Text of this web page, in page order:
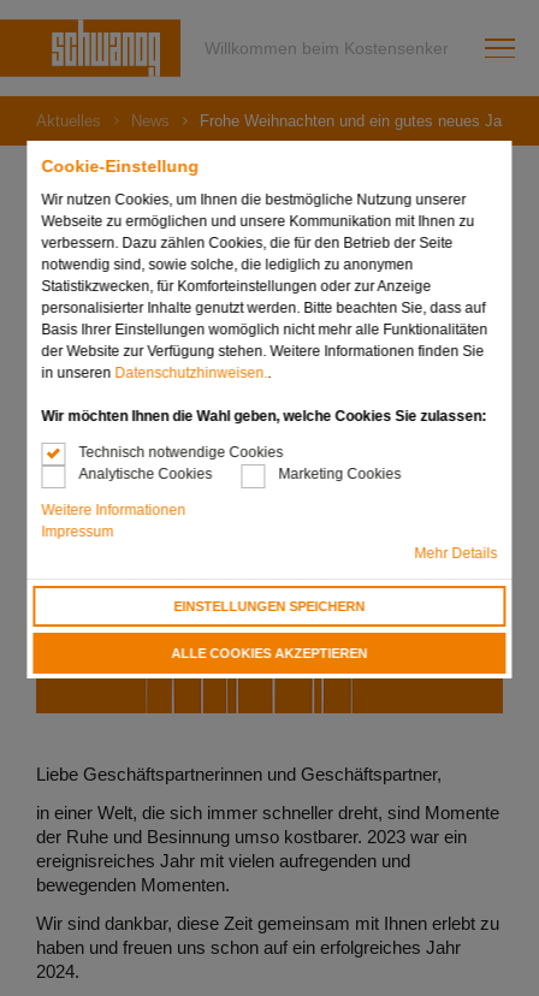
Cookie-Einstellung
Wir nutzen Cookies, um Ihnen die bestmögliche Nutzung unserer
Webseite zu ermöglichen und unsere Kommunikation mit Ihnen zu
verbessern. Dazu zählen Cookies, die für den Betrieb der Seite
notwendig sind, sowie solche, die lediglich zu anonymen
Statistikzwecken, für Komforteinstellungen oder zur Anzeige
personalisierter Inhalte genutzt werden. Bitte beachten Sie, dass auf
Basis Ihrer Einstellungen womöglich nicht mehr alle Funktionalitäten
der Website zur Verfügung stehen. Weitere Informationen finden Sie
in unseren Datenschutzhinweisen..
Wir möchten Ihnen die Wahl geben, welche Cookies Sie zulassen:
Technisch notwendige Cookies
Analytische Cookies
Marketing Cookies
Weitere Informationen
Impressum
Mehr Details
EINSTELLUNGEN SPEICHERN
ALLE COOKIES AKZEPTIEREN
Willkommen beim Kostensenker
Aktuelles News Frohe Weihnachten und ein gutes neues Jahr!
15. Dezember 2023
Frohe Weihnachten und
ein gutes neues Jahr!
Liebe Geschäftspartnerinnen und Geschäftspartner,
in einer Welt, die sich immer schneller dreht, sind Momente
der Ruhe und Besinnung umso kostbarer. 2023 war ein
ereignisreiches Jahr mit vielen aufregenden und
bewegenden Momenten.
Wir sind dankbar, diese Zeit gemeinsam mit Ihnen erlebt zu
haben und freuen uns schon auf ein erfolgreiches Jahr
2024.